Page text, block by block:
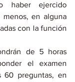
haber ejercido
en alguna
con la función
de 5 horas
el examen
60 preguntas, en